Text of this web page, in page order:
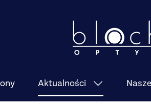
Aktualności